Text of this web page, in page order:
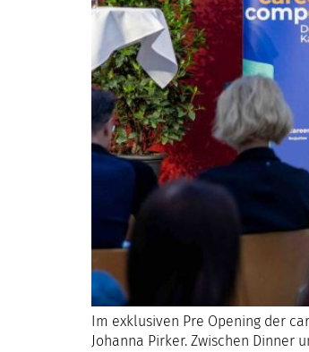
Im exklusiven Pre Opening der
Johanna Pirker. Zwischen Dinner